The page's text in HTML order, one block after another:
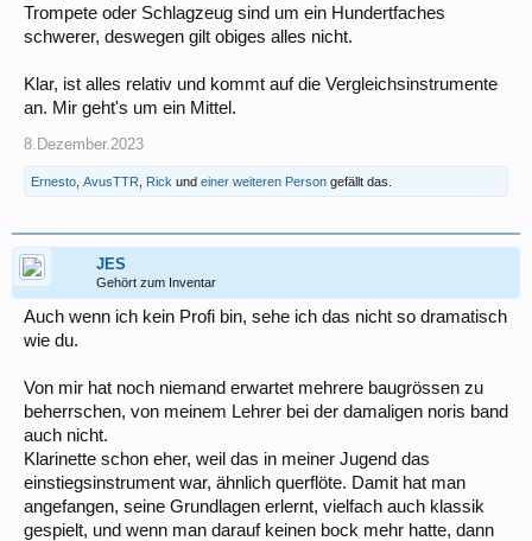
Trompete oder Schlagzeug sind um ein Hundertfaches
schwerer, deswegen gilt obiges alles nicht.
Klar, ist alles relativ und kommt auf die Vergleichsinstrumente
an. Mir geht's um ein Mittel.
8.Dezember.2023
Ernesto AvusTTR Rick und einer weiteren Person gefällt das.
JES
Gehört zum Inventar
Auch wenn ich kein Profi bin, sehe ich das nicht so dramatisch
wie du.
Von mir hat noch niemand erwartet mehrere baugrössen zu
beherrschen, von meinem Lehrer bei der damaligen noris band
auch nicht.
Klarinette schon eher, weil das in meiner Jugend das
einstiegsinstrument war, ähnlich querflöte. Damit hat man
angefangen, seine Grundlagen erlernt, vielfach auch klassik
gespielt, und wenn man darauf keinen bock mehr hatte, dann